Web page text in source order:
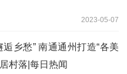
2023-05-07
逅乡愁” 南通通州打造“各美
村落|每日热闻